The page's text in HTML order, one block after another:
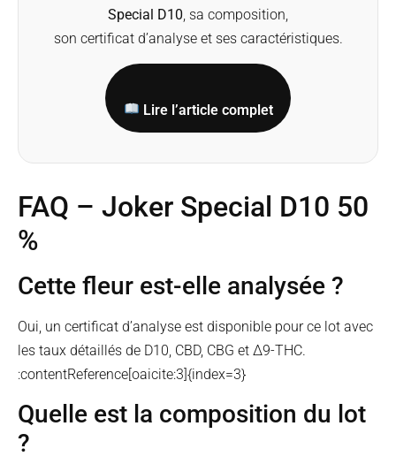
Special D10, sa composition,
son certificat d’analyse et ses caractéristiques.
Lire l’article complet
FAQ – Joker Special D10 50
%
Cette fleur est-elle analysée ?
Oui, un certificat d’analyse est disponible pour ce lot avec
les taux détaillés de D10, CBD, CBG et Δ9-THC.
:contentReference[oaicite:3]{index=3}
Quelle est la composition du lot
?